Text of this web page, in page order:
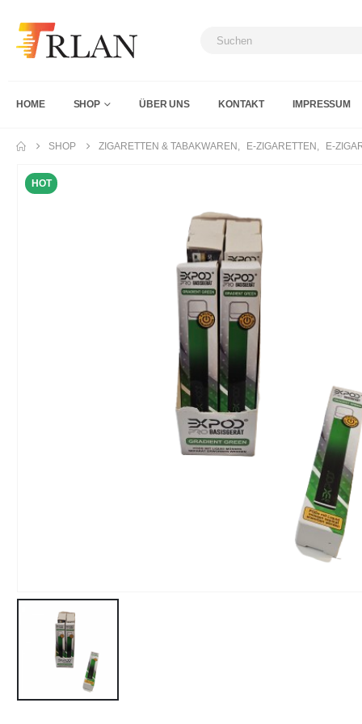
HOME SHOP ÜBER UNS KONTAKT IMPRESSUM
SHOP ZIGARETTEN & TABAKWAREN , E-ZIGARETTEN , E-
HOT